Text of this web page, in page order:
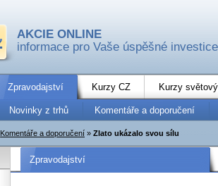
AKCIE ONLINE
informace pro Vaše úspěšné investice
Zpravodajství Kurzy CZ Kurzy
Novinky z trhů Komentáře a doporučení
Komentáře a doporučení » Zlato ukázalo svou sílu
Zpravodajství